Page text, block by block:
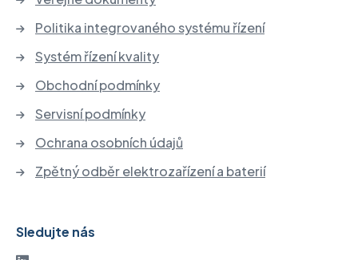
Politika integrovaného systému řízení
Systém řízení kvality
Obchodní podmínky
Servisní podmínky
Ochrana osobních údajů
Zpětný odběr elektrozařízení a baterií
Sledujte nás